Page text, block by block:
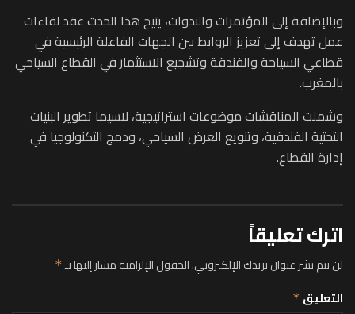
وبالإضافة إلى المؤتمرات والندوات، يتيح هذا الحدث عقد لقاءات
عمل تهدف إلى تعزيز الروابط بين الجهات الفاعلة الرئيسية في
قطاعي السياحة والفندقة وتشجيع الاستثمار في القطاع السياحي
بالمغرب.
وشملت المناقشات موضوعات استراتيجية، لاسيما تطوير البنيات
التحتية الفندقية، وتنويع العرض السياحي، ودمج التكنولوجيا في
إدارة القطاع.
اترك تعليقاً
لن يتم نشر عنوان بريدك الإلكتروني.الحقول الإلزامية مشار إليها بـ*
التعليق *